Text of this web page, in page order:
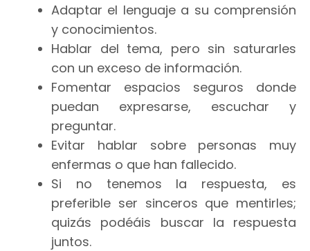
Adaptar el lenguaje a su comprensión
y conocimientos.
Hablar del tema, pero sin saturarles
con un exceso de información.
Fomentar espacios seguros donde
puedan expresarse, escuchar y
preguntar.
Evitar hablar sobre personas muy
enfermas o que han fallecido.
Si no tenemos la respuesta, es
preferible ser sinceros que mentirles;
quizás podéáis buscar la respuesta
juntos.